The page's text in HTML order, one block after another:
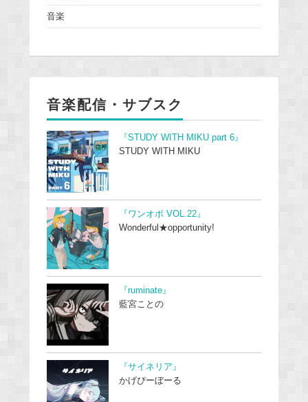
音楽
音楽配信・サブスク
『STUDY WITH MIKU part 6』
STUDY WITH MIKU
『ワンオポ VOL.22』
Wonderful★opportunity!
『ruminate』
藍宮ことの
『サイネリア』
かげぴーぼーる